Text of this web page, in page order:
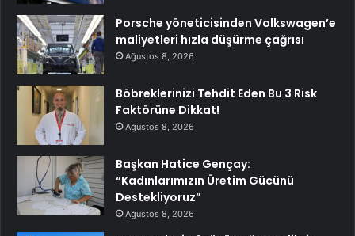
Porsche yöneticisinden Volkswagen’e
maliyetleri hızla düşürme çağrısı
Ağustos 8, 2026
Böbreklerinizi Tehdit Eden Bu 3 Risk
Faktörüne Dikkat!
Ağustos 8, 2026
Başkan Hatice Gençay:
“Kadınlarımızın Üretim Gücünü
Destekliyoruz”
Ağustos 8, 2026